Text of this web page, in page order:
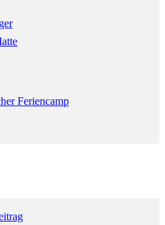
Feriencamp